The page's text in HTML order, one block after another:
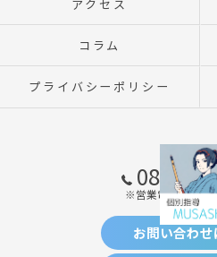
080-
※営業電話はお断
お問い合わせ
アクセス
コラム
プライバシーポリシー